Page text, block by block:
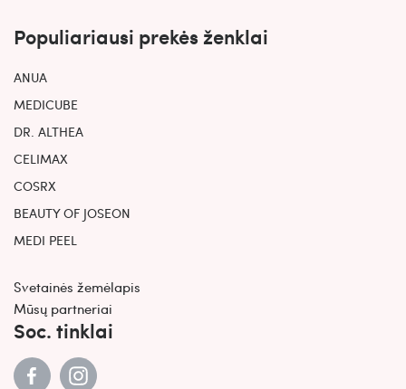
Populiariausi prekės ženklai
ANUA
MEDICUBE
DR. ALTHEA
CELIMAX
COSRX
BEAUTY OF JOSEON
MEDI PEEL
Svetainės žemėlapis
Mūsų partneriai
Soc. tinklai